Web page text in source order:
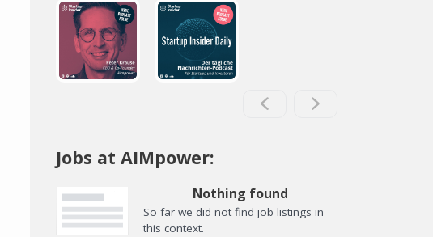
Jobs at AIMpower:
Nothing found
So far we did not find job listings in
this context.